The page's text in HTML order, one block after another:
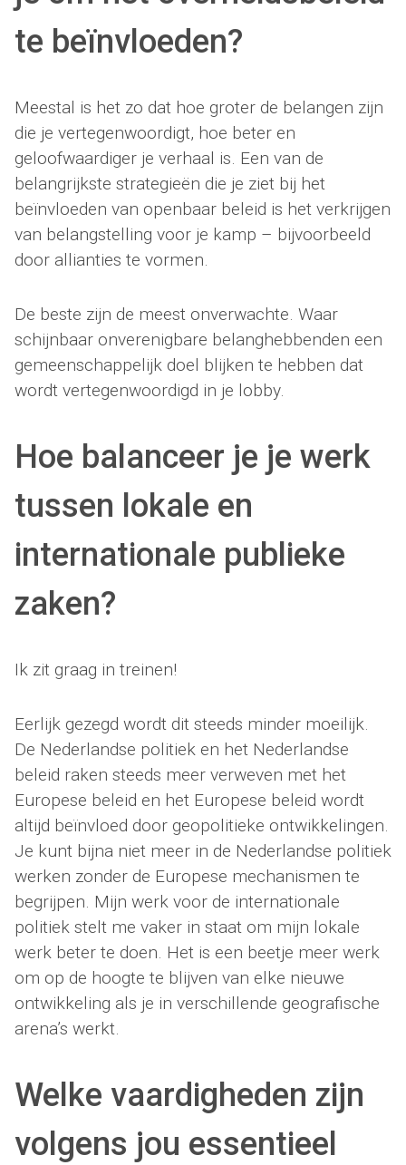
te beïnvloeden?
Meestal is het zo dat hoe groter de belangen zijn
die je vertegenwoordigt, hoe beter en
geloofwaardiger je verhaal is. Een van de
belangrijkste strategieën die je ziet bij het
beïnvloeden van openbaar beleid is het verkrijgen
van belangstelling voor je kamp – bijvoorbeeld
door allianties te vormen.
De beste zijn de meest onverwachte. Waar
schijnbaar onverenigbare belanghebbenden een
gemeenschappelijk doel blijken te hebben dat
wordt vertegenwoordigd in je lobby.
Hoe balanceer je je werk
tussen lokale en
internationale publieke
zaken?
Ik zit graag in treinen!
Eerlijk gezegd wordt dit steeds minder moeilijk.
De Nederlandse politiek en het Nederlandse
beleid raken steeds meer verweven met het
Europese beleid en het Europese beleid wordt
altijd beïnvloed door geopolitieke ontwikkelingen.
Je kunt bijna niet meer in de Nederlandse politiek
werken zonder de Europese mechanismen te
begrijpen. Mijn werk voor de internationale
politiek stelt me vaker in staat om mijn lokale
werk beter te doen. Het is een beetje meer werk
om op de hoogte te blijven van elke nieuwe
ontwikkeling als je in verschillende geografische
arena’s werkt.
Welke vaardigheden zijn
volgens jou essentieel